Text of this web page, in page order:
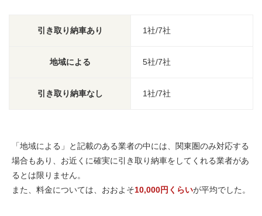
引き取り納車あり 1社/7社
地域による 5社/7社
引き取り納車なし 1社/7社
「地域による」と記載のある業者の中には、 関東圏のみ対応する
場合もあり、お近くに確実に引き取り納車をしてくれる業者があ
るとは限りません。
また、料金については、おおよそ10,000円くらいが平均でした。